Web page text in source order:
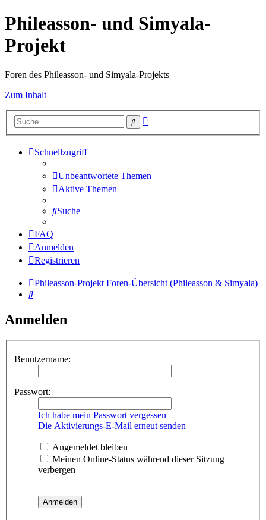
Phileasson- und Simyala-
Projekt
Foren des Phileasson- und Simyala-Projekts
Zum Inhalt
Suche
Schnellzugriff
Unbeantwortete Themen
Aktive Themen
Suche
FAQ
Anmelden
Registrieren
Phileasson-Projekt Foren-Übersicht (Phileasson & Simyala)
Suche
Anmelden
Benutzername:
Passwort:
Ich habe mein Passwort vergessen
Die Aktivierungs-E-Mail erneut senden
Angemeldet bleiben
Meinen Online-Status während dieser Sitzung
verbergen